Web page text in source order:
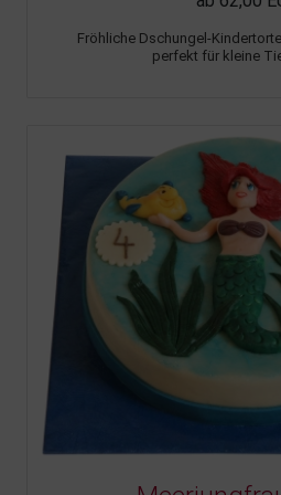
Fröhliche Dschungel-
perfekt für kleine